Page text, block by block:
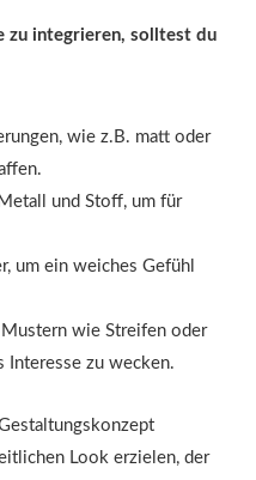
zu integrieren, solltest du
wie z.B. matt oder
und Stoff, um für
um ein weiches Gefühl
wie Streifen oder
Interesse zu wecken.
Look erzielen, der